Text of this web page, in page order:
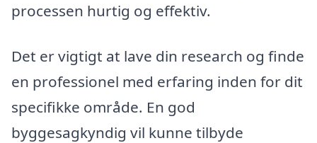
processen hurtig og effektiv.
Det er vigtigt at lave din research og finde
en professionel med erfaring inden for dit
specifikke område. En god
byggesagkyndig vil kunne tilbyde